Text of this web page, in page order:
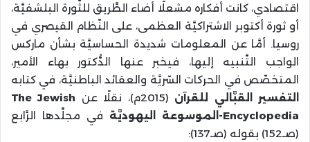
اقتصادي، كانت أفكاره مشعلًا أضاء الطَّريق للثَّورة البلشفيَّة،
أو ثورة أكتوبر الاشتراكيَّة العظمى، على النّظام القيصري في
روسيا. أمَّا عن المعلومات شديدة الحساسيَّة بشأن ماركس
الواجب التَّنبيه إليها، فيخبر عنها الدُّكتور بهاء الأمير،
المتخصّص في الحركات السّريَّة والعقائد الباطنيَّة، في كتابه
التفسير القبَّالي للقرآن (2015م)، نقلًا عن
The Jewish
Encyclopedia-الموسوعة اليهوديَّة في مجلَّدها الرَّابع
(صـ152) بقوله (صـ137):